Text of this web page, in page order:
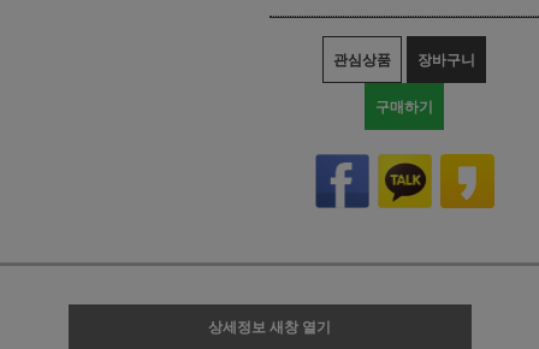
관심상품 장바구니
구매하기
상세정보 새창 열기